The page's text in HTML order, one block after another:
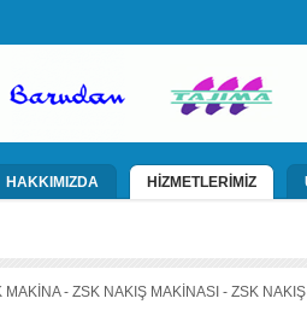
HAKKIMIZDA HİZMETLERİMİZ
- ZSK NAKIŞ MAKİNASI - ZSK